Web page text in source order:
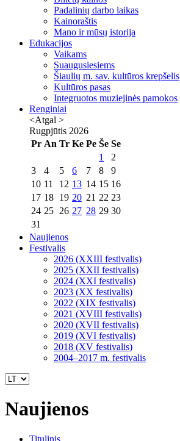
Padalinių darbo laikas
Kainoraštis
Mano ir mūsų istorija
Edukacijos
Vaikams
Suaugusiesiems
Šiaulių m. sav. kultūros krepšelis
Kultūros pasas
Integruotos muziejinės pamokos
Renginiai
<Atgal >
Rugpjūtis 2026
Pr An Tr Ke Pe Še Se
1
2
3
4 5 6 7 8
9
10 11 12 13 14 15 16
17 18 19 20 21 22 23
24 25 26 27 28 29 30
31
Naujienos
Festivalis
2026 (XXIII festivalis)
2025 (XXII festivalis)
2024 (XXI festivalis)
2023 (XX festivalis)
2022 (XIX festivalis)
2021 (XVIII festivalis)
2020 (XVII festivalis)
2019 (XVI festivalis)
2018 (XV festivalis)
2004–2017 m. festivalis
Naujienos
Titulinis